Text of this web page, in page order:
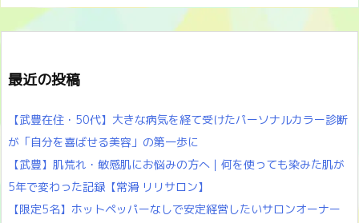
最近の投稿
【武豊在住・50代】大きな病気を経て受けたパーソナルカラー診断
が「自分を喜ばせる美容」の第一歩に
【武豊】肌荒れ・敏感肌にお悩みの方へ｜何を使っても染みた肌が
5年で変わった記録【常滑 リリサロン】
【限定5名】ホットペッパーなしで安定経営したいサロンオーナー